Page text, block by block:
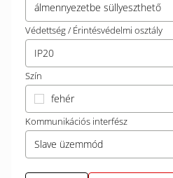
álmennyezetbe süllyeszthető
Védettség / Érintésvédelmi osztály
IP20
Szín
fehér
Kommunikációs interfész
Slave üzemmód